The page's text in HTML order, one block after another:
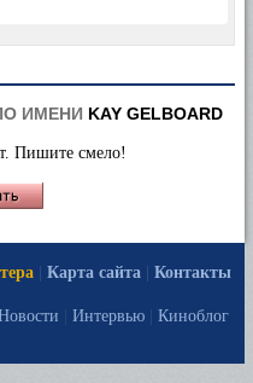
ИМЕНИ KAY GELBOARD
Пишите смело!
Карта сайта
Контакты
Интервью Киноблог